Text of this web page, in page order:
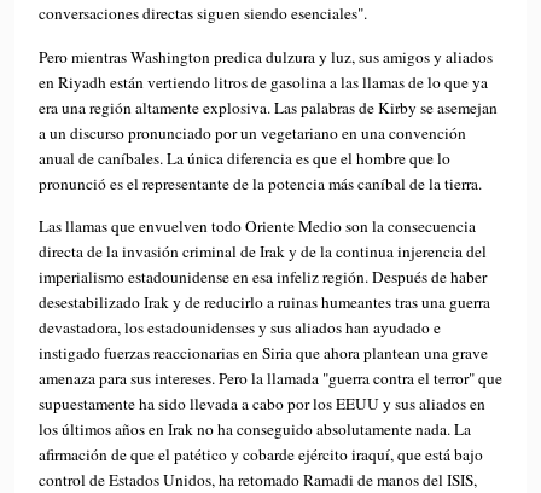
conversaciones directas siguen siendo esenciales".
Pero mientras Washington predica dulzura y luz, sus amigos y aliados
en Riyadh están vertiendo litros de gasolina a las llamas de lo que ya
era una región altamente explosiva. Las palabras de Kirby se asemejan
a un discurso pronunciado por un vegetariano en una convención
anual de caníbales. La única diferencia es que el hombre que lo
pronunció es el representante de la potencia más caníbal de la tierra.
Las llamas que envuelven todo Oriente Medio son la consecuencia
directa de la invasión criminal de Irak y de la continua injerencia del
imperialismo estadounidense en esa infeliz región. Después de haber
desestabilizado Irak y de reducirlo a ruinas humeantes tras una guerra
devastadora, los estadounidenses y sus aliados han ayudado e
instigado fuerzas reaccionarias en Siria que ahora plantean una grave
amenaza para sus intereses. Pero la llamada "guerra contra el terror" que
supuestamente ha sido llevada a cabo por los EEUU y sus aliados en
los últimos años en Irak no ha conseguido absolutamente nada. La
afirmación de que el patético y cobarde ejército iraquí, que está bajo
control de Estados Unidos, ha retomado Ramadi de manos del ISIS,